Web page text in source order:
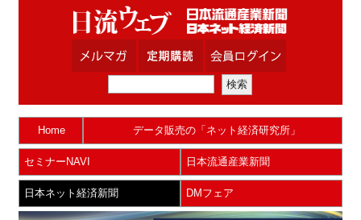
Home データ販売の「ネット経済研究所」
セミナーNAVI 日本流通産業新聞
日本ネット経済新聞 DMフェア